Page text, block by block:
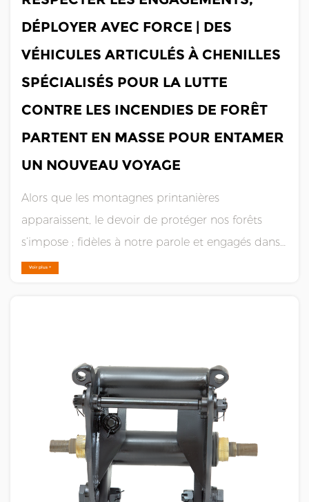
DÉPLOYER AVEC FORCE | DES
VÉHICULES ARTICULÉS À CHENILLES
SPÉCIALISÉS POUR LA LUTTE
CONTRE LES INCENDIES DE FORÊT
PARTENT EN MASSE POUR ENTAMER
UN NOUVEAU VOYAGE
Alors que les montagnes printanières
apparaissent, le devoir de protéger nos forêts
s’impose ; fidèles à notre parole et engagés dans
nos contrats, nous assumons cette mission avec
Voir plus +